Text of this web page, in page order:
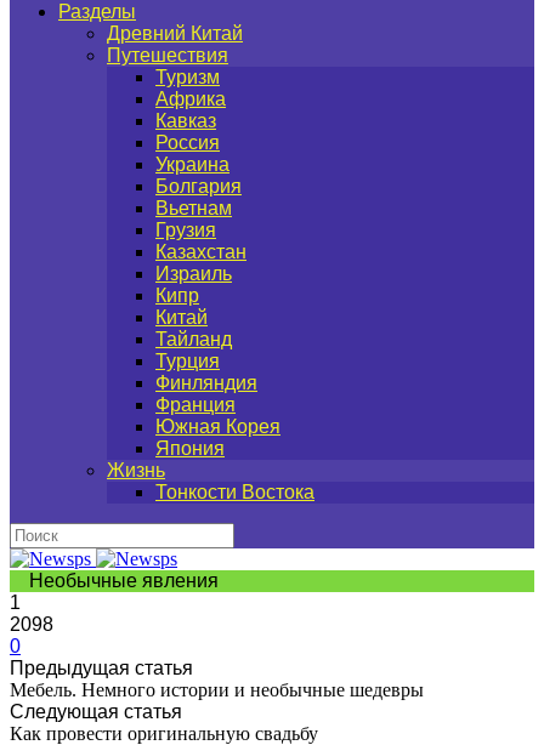
Разделы
Древний Китай
Путешествия
Туризм
Африка
Кавказ
Россия
Украина
Болгария
Вьетнам
Грузия
Казахстан
Израиль
Кипр
Китай
Тайланд
Турция
Финляндия
Франция
Южная Корея
Япония
Жизнь
Тонкости Востока
Необычные явления
1
2098
0
Предыдущая статья
Мебель. Немного истории и необычные шедевры
Следующая статья
Как провести оригинальную свадьбу